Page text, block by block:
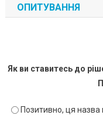
ОПИТУВАННЯ
Як ви ставитесь до
Позитивно, ця назва